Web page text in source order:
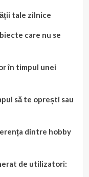
tale zilnice
care nu se
în timpul unei
să te oprești sau
dintre hobby
de utilizatori: